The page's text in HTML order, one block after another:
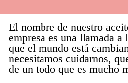
El nombre de nuestro
empresa es una llamada a
que el mundo está
necesitamos cuidarnos,
de un todo que es mucho